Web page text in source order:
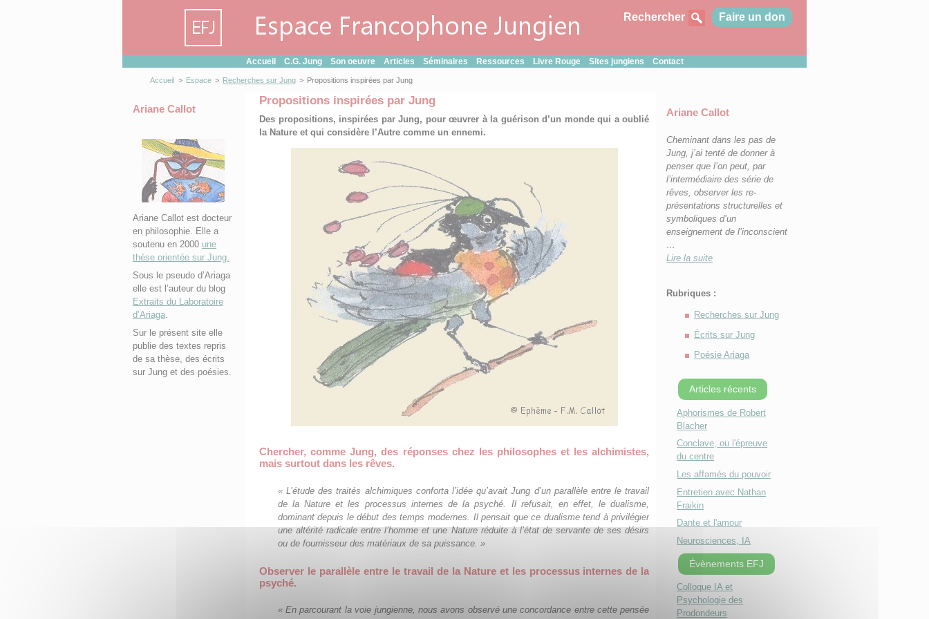
Rechercher Faire un don
Accueil C.G. Jung Son oeuvre Articles Séminaires Ressources Livre Rouge Sites jungiens Contact
Accueil > Espace > Recherches sur Jung > Propositions inspirées par Jung
Ariane Callot
Ariane Callot est docteur
en philosophie. Elle a
soutenu en 2000 une
thèse orientée sur Jung.
Sous le pseudo d’Ariaga
elle est l’auteur du blog
Extraits du Laboratoire
d’Ariaga.
Sur le présent site elle
publie des textes repris
de sa thèse, des écrits
sur Jung et des poésies.
Propositions inspirées par Jung
Des propositions, inspirées par Jung, pour œuvrer à la guérison d’un monde qui a oublié
la Nature et qui considère l’Autre comme un ennemi.
Chercher, comme Jung, des réponses chez les philosophes et les alchimistes,
mais surtout dans les rêves.
« L’étude des traités alchimiques conforta l’idée qu’avait Jung d’un parallèle entre le travail
de la Nature et les processus internes de la psyché. Il refusait, en effet, le dualisme,
dominant depuis le début des temps modernes. Il pensait que ce dualisme tend à privilégier
une altérité radicale entre l’homme et une Nature réduite à l’état de servante de ses désirs
ou de fournisseur des matériaux de sa puissance. »
Observer le parallèle entre le travail de la Nature et les processus internes de la
psyché.
« En parcourant la voie jungienne, nous avons observé une concordance entre cette pensée
Ariane Callot
Cheminant dans les pas de
Jung, j’ai tenté de donner à
penser que l’on peut, par
l’intermédiaire des série de
rêves, observer les re-
présentations structurelles et
symboliques d’un
enseignement de l’inconscient
…
Lire la suite
Rubriques :
Recherches sur Jung
Écrits sur Jung
Poésie Ariaga
Articles récents
Aphorismes de Robert
Blacher
Conclave, ou l'épreuve
du centre
Les affamés du pouvoir
Entretien avec Nathan
Fraikin
Dante et l'amour
Neurosciences, IA
Évènements EFJ
Colloque IA et
Psychologie des
Prodondeurs